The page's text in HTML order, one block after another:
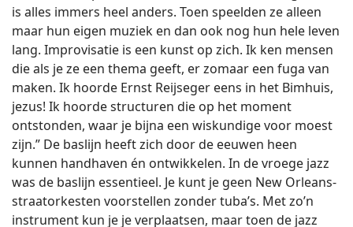
is alles immers heel anders. Toen speelden ze alleen
maar hun eigen muziek en dan ook nog hun hele leven
lang. Improvisatie is een kunst op zich. Ik ken mensen
die als je ze een thema geeft, er zomaar een fuga van
maken. Ik hoorde Ernst Reijseger eens in het Bimhuis,
jezus! Ik hoorde structuren die op het moment
ontstonden, waar je bijna een wiskundige voor moest
zijn.” De baslijn heeft zich door de eeuwen heen
kunnen handhaven én ontwikkelen. In de vroege jazz
was de baslijn essentieel. Je kunt je geen New Orleans-
straatorkesten voorstellen zonder tuba’s. Met zo’n
instrument kun je je verplaatsen, maar toen de jazz